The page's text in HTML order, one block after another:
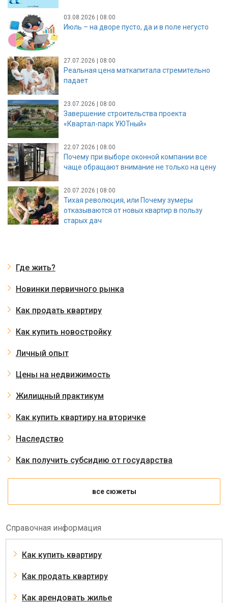
03.08.2026 | 08:00
Июль – на дворе пусто, да и в поле негусто
27.07.2026 | 08:00
Реальная цена маткапитала стремительно
падает
23.07.2026 | 08:00
Завершение строительства проекта
«Квартал-парк УЮТный»
22.07.2026 | 08:00
Почему при выборе оконной компании все
чаще обращают внимание не только на цену
20.07.2026 | 08:00
Тихая революция, или Почему зумеры
отказываются от новых квартир в пользу
старых дач
Где жить?
Новинки первичного рынка
Как продать квартиру
Как купить новостройку
Личный опыт
Цены на недвижимость
Жилищный практикум
Как купить квартиру на вторичке
Наследство
Как получить субсидию от государства
все сюжеты
Справочная информация
Как купить квартиру
Как продать квартиру
Как арендовать жилье